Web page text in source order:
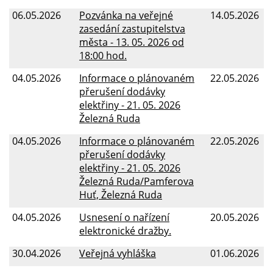
06.05.2026
14.05.2026
Pozvánka na veřejné
zasedání zastupitelstva
města - 13. 05. 2026 od
18:00 hod.
04.05.2026
22.05.2026
Informace o plánovaném
přerušení dodávky
elektřiny - 21. 05. 2026
Železná Ruda
04.05.2026
22.05.2026
Informace o plánovaném
přerušení dodávky
elektřiny - 21. 05. 2026
Železná Ruda/Pamferova
Huť, Železná Ruda
04.05.2026
20.05.2026
Usnesení o nařízení
elektronické dražby.
30.04.2026
01.06.2026
Veřejná vyhláška